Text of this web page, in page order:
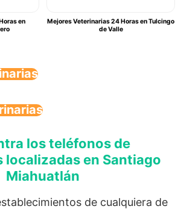
en
Mejores Veterinarias 24 Horas en Tulcingo
de Valle
los teléfonos de
localizadas en Santiago
Miahuatlán
de cualquiera de